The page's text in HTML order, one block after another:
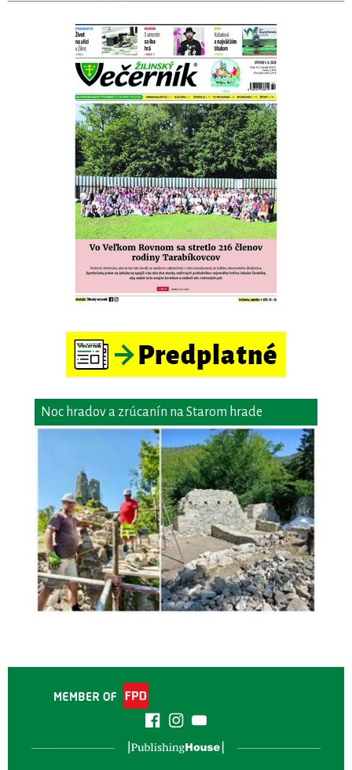
Noc hradov a zrúcanín na Starom hrade